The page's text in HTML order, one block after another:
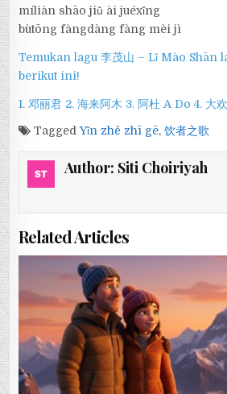
míliàn shāo jiǔ ài juéxǐng
bùtōng fàngdàng fàng mèi jì
Temukan lagu 李茂山 – Lǐ Mào
berikut ini!
1. 邓丽君 2. 海来阿木 3. 阿杜 A Do 4. 大
TaggedYǐn zhě zhī gē,饮者之歌
Author: Siti Choiriyah
Related Articles